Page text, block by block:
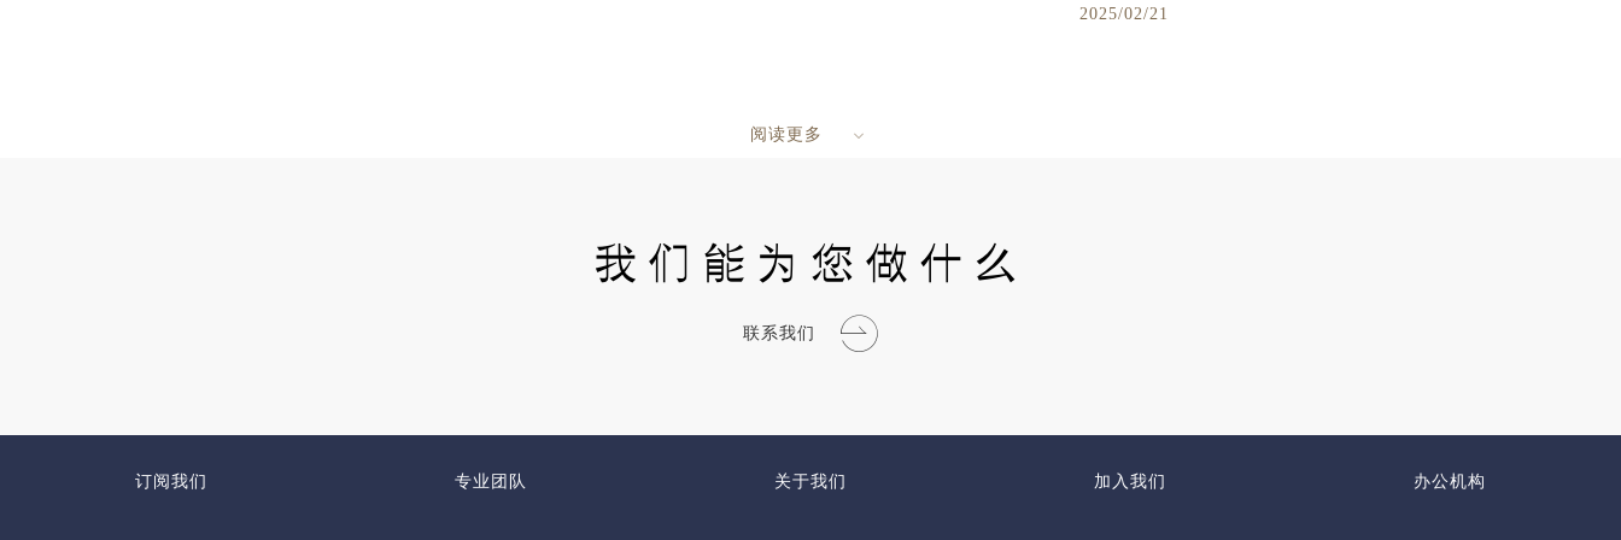
2025/02/21
阅读更多
我们能为您做什么
联系我们
订阅我们 专业团队 关于我们 加入我们 办公机构